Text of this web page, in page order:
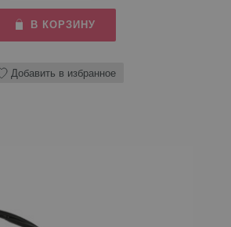
В КОРЗИНУ
Добавить в избранное